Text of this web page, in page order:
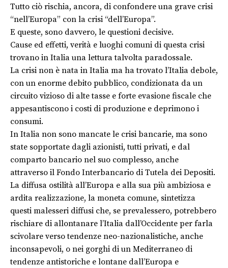
Tutto ciò rischia, ancora, di confondere una grave crisi
“nell’Europa” con la crisi “dell’Europa”.
E queste, sono davvero, le questioni decisive.
Cause ed effetti, verità e luoghi comuni di questa crisi
trovano in Italia una lettura talvolta paradossale.
La crisi non è nata in Italia ma ha trovato l’Italia debole,
con un enorme debito pubblico, condizionata da un
circuito vizioso di alte tasse e forte evasione fiscale che
appesantiscono i costi di produzione e deprimono i
consumi.
In Italia non sono mancate le crisi bancarie, ma sono
state sopportate dagli azionisti, tutti privati, e dal
comparto bancario nel suo complesso, anche
attraverso il Fondo Interbancario di Tutela dei Depositi.
La diffusa ostilità all’Europa e alla sua più ambiziosa e
ardita realizzazione, la moneta comune, sintetizza
questi malesseri diffusi che, se prevalessero, potrebbero
rischiare di allontanare l’Italia dall’Occidente per farla
scivolare verso tendenze neo-nazionalistiche, anche
inconsapevoli, o nei gorghi di un Mediterraneo di
tendenze antistoriche e lontane dall’Europa e